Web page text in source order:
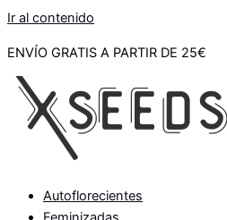
Ir al contenido
ENVÍO GRATIS A PARTIR DE 25€
Autoflorecientes